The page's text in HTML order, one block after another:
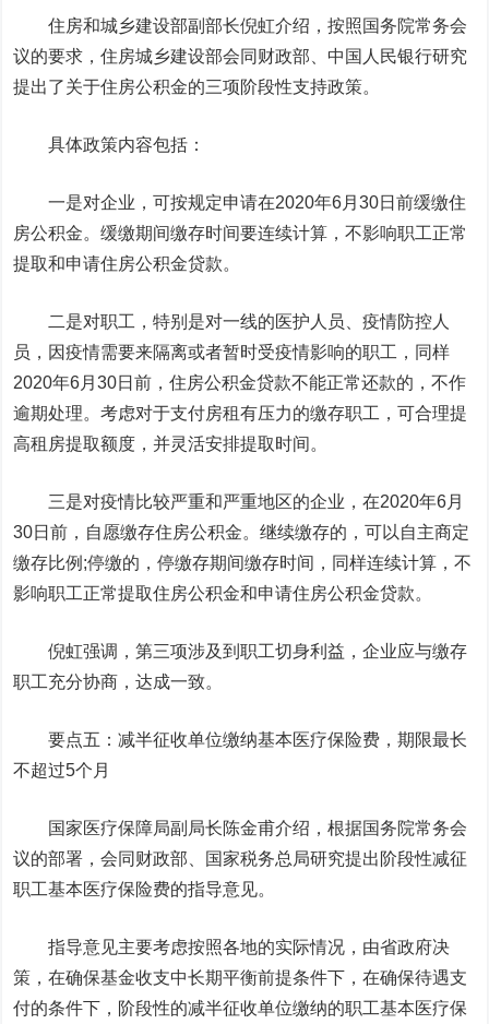
住房和城乡建设部副部长倪虹介绍，按照国务院常务会
议的要求，住房城乡建设部会同财政部、中国人民银行研究
提出了关于住房公积金的三项阶段性支持政策。
具体政策内容包括：
一是对企业，可按规定申请在2020年6月30日前缓缴住
房公积金。缓缴期间缴存时间要连续计算，不影响职工正常
提取和申请住房公积金贷款。
二是对职工，特别是对一线的医护人员、疫情防控人
员，因疫情需要来隔离或者暂时受疫情影响的职工，同样
2020年6月30日前，住房公积金贷款不能正常还款的，不作
逾期处理。考虑对于支付房租有压力的缴存职工，可合理提
高租房提取额度，并灵活安排提取时间。
三是对疫情比较严重和严重地区的企业，在2020年6月
30日前，自愿缴存住房公积金。继续缴存的，可以自主商定
缴存比例;停缴的，停缴存期间缴存时间，同样连续计算，不
影响职工正常提取住房公积金和申请住房公积金贷款。
倪虹强调，第三项涉及到职工切身利益，企业应与缴存
职工充分协商，达成一致。
要点五：减半征收单位缴纳基本医疗保险费，期限最长
不超过5个月
国家医疗保障局副局长陈金甫介绍，根据国务院常务会
议的部署，会同财政部、国家税务总局研究提出阶段性减征
职工基本医疗保险费的指导意见。
指导意见主要考虑按照各地的实际情况，由省政府决
策，在确保基金收支中长期平衡前提条件下，在确保待遇支
付的条件下，阶段性的减半征收单位缴纳的职工基本医疗保